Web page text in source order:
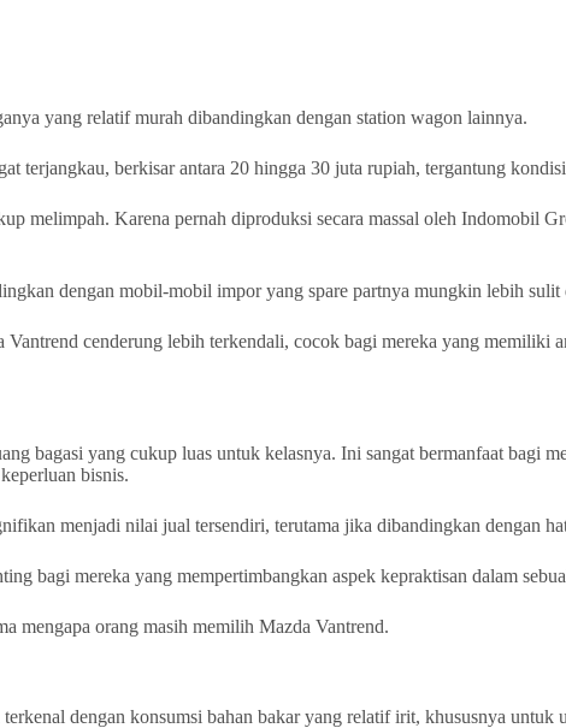
yang relatif murah dibandingkan dengan station wagon lainnya.
terjangkau, berkisar antara 20 hingga 30 juta rupiah, tergantung
melimpah. Karena pernah diproduksi secara massal oleh Indomobil
dengan mobil-mobil impor yang spare partnya mungkin lebih sulit
cenderung lebih terkendali, cocok bagi mereka yang memiliki
bagasi yang cukup luas untuk kelasnya. Ini sangat bermanfaat bagi
bisnis.
menjadi nilai jual tersendiri, terutama jika dibandingkan dengan
bagi mereka yang mempertimbangkan aspek kepraktisan dalam
mengapa orang masih memilih Mazda Vantrend.
dengan konsumsi bahan bakar yang relatif irit, khususnya untuk